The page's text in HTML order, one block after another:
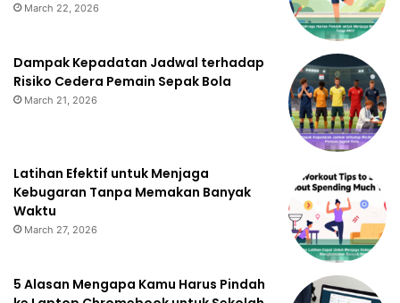
March 22, 2026
Dampak Kepadatan Jadwal terhadap
Risiko Cedera Pemain Sepak Bola
March 21, 2026
Latihan Efektif untuk Menjaga
Kebugaran Tanpa Memakan Banyak
Waktu
March 27, 2026
5 Alasan Mengapa Kamu Harus Pindah